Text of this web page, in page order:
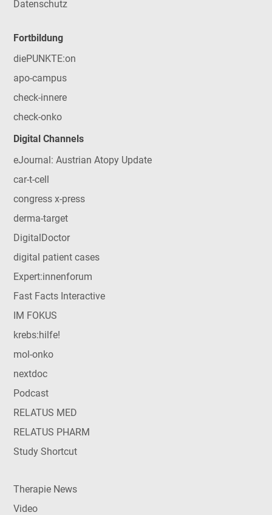
Datenschutz
Fortbildung
diePUNKTE:on
apo-campus
check-innere
check-onko
Digital Channels
eJournal: Austrian Atopy Update
car-t-cell
congress x-press
derma-target
DigitalDoctor
digital patient cases
Expert:innenforum
Fast Facts Interactive
IM FOKUS
krebs:hilfe!
mol-onko
nextdoc
Podcast
RELATUS MED
RELATUS PHARM
Study Shortcut
Therapie News
Video